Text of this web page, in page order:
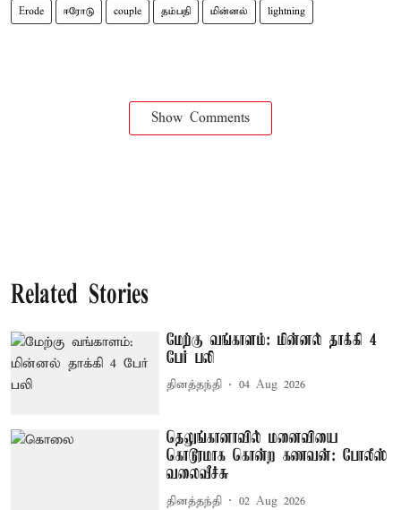
Erode ஈரோடு couple தம்பதி மின்னல் lightning
Show Comments
Related Stories
மேற்கு வங்காளம்: மின்னல் தாக்கி 4
பேர் பலி
தினத்தந்தி 04 Aug 2026
தெலுங்கானாவில் மனைவியை
கொடூரமாக கொன்ற கணவன்: போலீஸ்
வலைவீச்சு
தினத்தந்தி 02 Aug 2026